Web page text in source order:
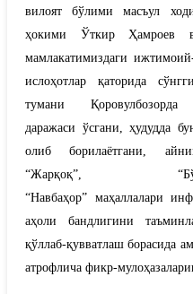
вилоят бўлими масъул
ҳокими Ўткир Ҳамроев
мамлакатимиздаги
ислоҳотлар қаторида
тумани
даражаси ўсгани,ҳудудда
олиб борилаётгани,
“Жарқоқ”,
“Навбаҳор” маҳаллалари
аҳоли бандлигини
қўллаб-қувватлаш борасида
атрофлича фикр-